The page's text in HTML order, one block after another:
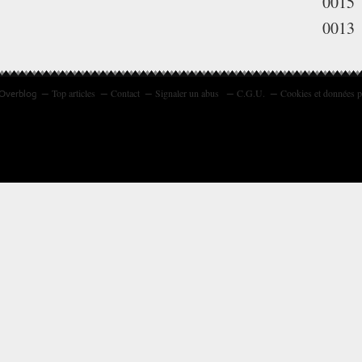
0013
Top articles Contact Signaler un abus C.G.U. Cookies et données